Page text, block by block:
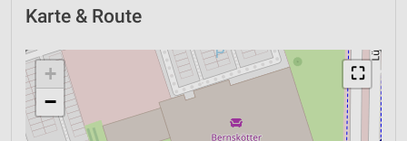
Karte & Route
⛶
+
−